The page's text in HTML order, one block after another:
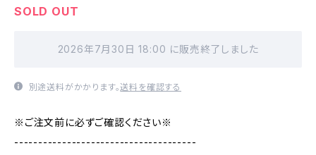
SOLD OUT
2026年7月30日 18:00 に販売終了しました
別途送料がかかります。送料を確認する
※ご注文前に必ずご確認ください※
--------------------------------------